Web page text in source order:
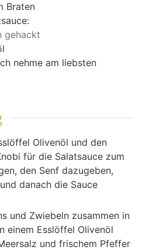
Braten
gehackt
nehme am liebsten
Olivenöl und den
für die Salatsauce zum
den Senf dazugeben,
danach die Sauce
und Zwiebeln zusammen in
einem Esslöffel Olivenöl
und frischem Pfeffer